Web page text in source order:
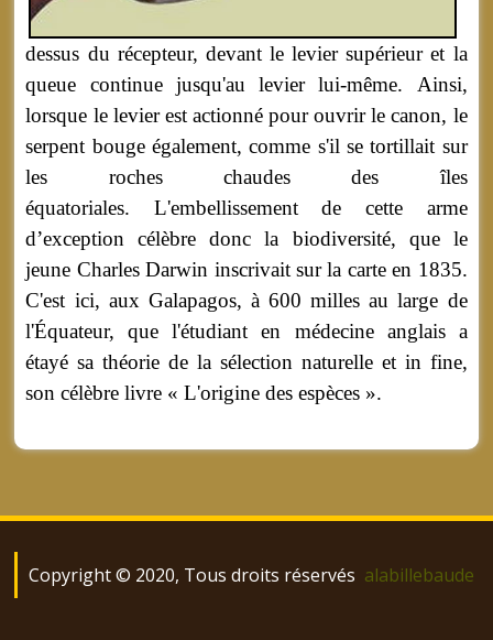
dessus du récepteur, devant le levier supérieur et la
queue continue jusqu'au levier lui-même. Ainsi,
lorsque le levier est actionné pour ouvrir le canon, le
serpent bouge également, comme s'il se tortillait sur
les roches chaudes des îles
équatoriales. L'embellissement de cette arme
d’exception célèbre donc la biodiversité, que le
jeune Charles Darwin inscrivait sur la carte en 1835.
C'est ici, aux Galapagos, à 600 milles au large de
l'Équateur, que l'étudiant en médecine anglais a
étayé sa théorie de la sélection naturelle et in fine,
son célèbre livre « L'origine des espèces ».
Copyright © 2020, Tous droits réservés alabillebaude